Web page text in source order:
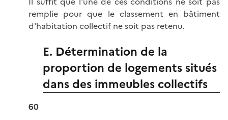
remplie pour que le classement en bâtiment
d'habitation collectif ne soit pas retenu.
E. Détermination de la
proportion de logements situés
dans des immeubles collectifs
60